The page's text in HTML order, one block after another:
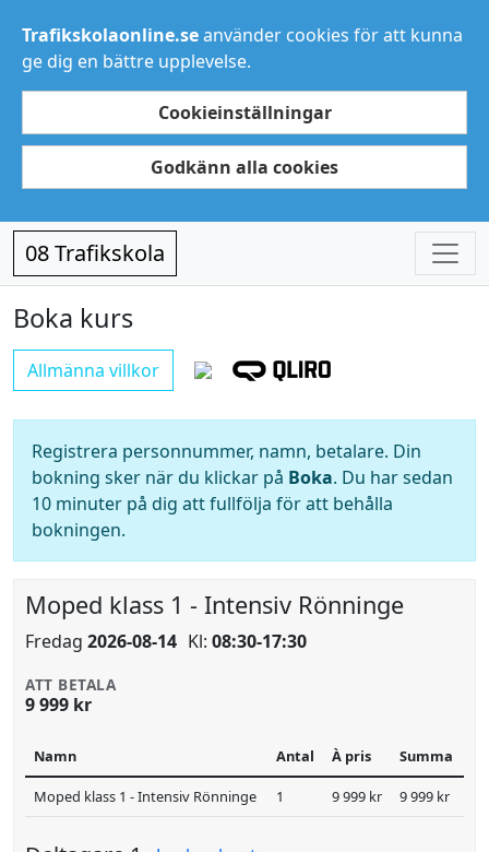
Trafikskolaonline.seanvänder cookies för att kunna
ge dig en bättre upplevelse.
Cookieinställningar
Godkänn alla cookies
08 Trafikskola
Boka kurs
Allmänna villkor
Registrera personnummer, namn, betalare. Din
bokning sker när du klickar på Boka. Du har sedan
10 minuter på dig att fullfölja för att behålla
bokningen.
Moped klass 1 - Intensiv Rönninge
Fredag 2026-08-14 Kl: 08:30-17:30
ATT BETALA
9 999 kr
Namn Antal À pris Summa
Moped klass 1 - Intensiv Rönninge 1 9 999 kr 9 999 kr